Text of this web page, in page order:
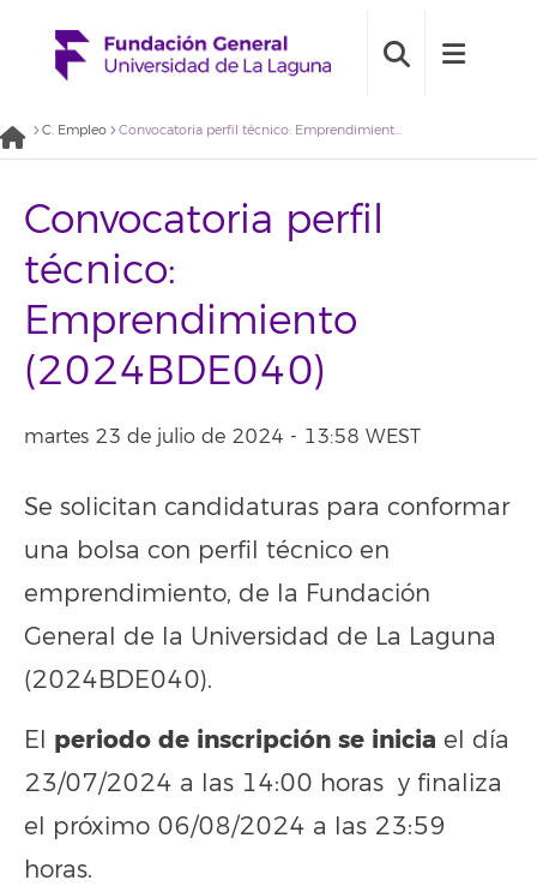
C. Empleo Convocatoria perfil técnico: Emprendimiento (2024BDE040)
Convocatoria perfil
técnico:
Emprendimiento
(2024BDE040)
martes 23 de julio de 2024 - 13:58 WEST
Se solicitan candidaturas para conformar
una bolsa con perfil técnico en
emprendimiento, de la Fundación
General de la Universidad de La Laguna
(2024BDE040).
El periodo de inscripción se inicia el día
23/07/2024 a las 14:00 horas y finaliza
el próximo 06/08/2024 a las 23:59
horas.